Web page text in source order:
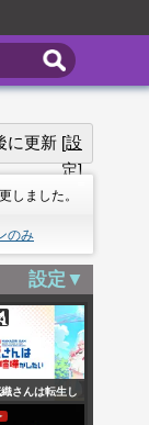
に更新 [設
定]
しました。
のみ
設定▼
さんは転生し
も喧嘩がしたい